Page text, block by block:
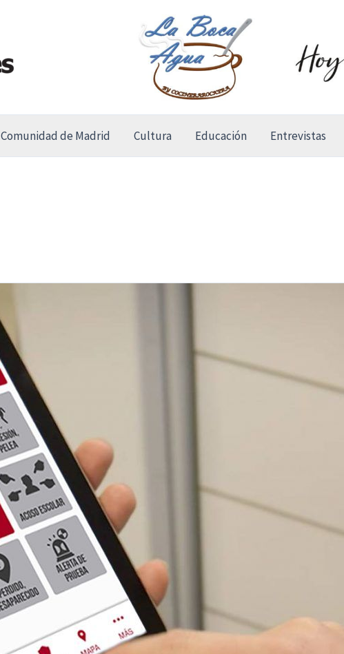
Comunidad de Madrid Cultura Educación Entrevistas